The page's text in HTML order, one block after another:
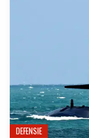
DEFENSIE